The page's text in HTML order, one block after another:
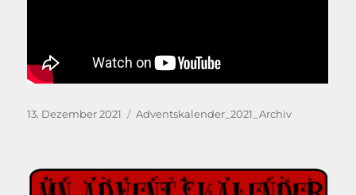
Veröffentlicht
13. Dezember 2021 Kategorien
Adventskalender_2021_Archiv